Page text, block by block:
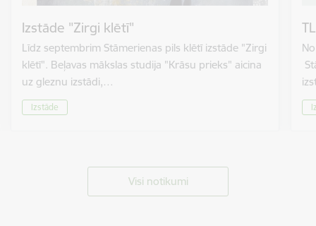
Izstāde "Zirgi klētī"
Līdz septembrim Stāmerienas pils klētī izstāde "Zirgi
klētī". Beļavas mākslas studija "Krāsu prieks" aicina
uz gleznu izstādi,…
Izstāde
Visi notikumi